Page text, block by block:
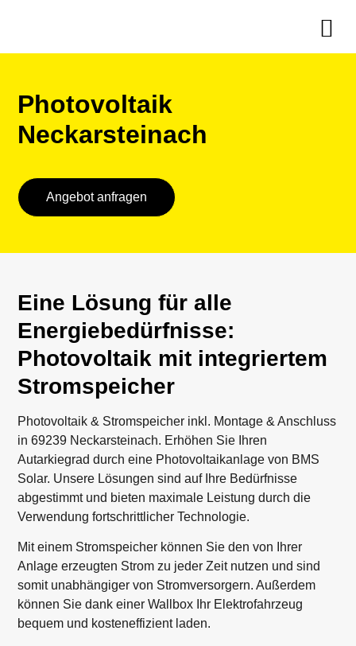
Photovoltaik
Neckarsteinach
Angebot anfragen
Eine Lösung für alle
Energiebedürfnisse:
Photovoltaik mit integriertem
Stromspeicher
Photovoltaik & Stromspeicher inkl. Montage & Anschluss
in 69239 Neckarsteinach. Erhöhen Sie Ihren
Autarkiegrad durch eine Photovoltaikanlage von BMS
Solar. Unsere Lösungen sind auf Ihre Bedürfnisse
abgestimmt und bieten maximale Leistung durch die
Verwendung fortschrittlicher Technologie.
Mit einem Stromspeicher können Sie den von Ihrer
Anlage erzeugten Strom zu jeder Zeit nutzen und sind
somit unabhängiger von Stromversorgern. Außerdem
können Sie dank einer Wallbox Ihr Elektrofahrzeug
bequem und kosteneffizient laden.